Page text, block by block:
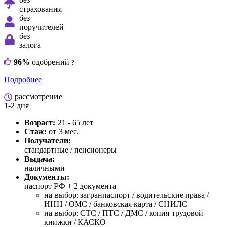
страхования
без
поручителей
без
залога
96% одобрений ?
Подробнее
рассмотрение
1-2 дня
Возраст: 21 - 65 лет
Стаж: от 3 мес.
Получатели:
стандартные / пенсионеры
Выдача:
наличными
Документы:
паспорт РФ + 2 документа
на выбор: загранпаспорт / водительские права /
ИНН / ОМС / банковская карта / СНИЛС
на выбор: СТС / ПТС / ДМС / копия трудовой
книжки / КАСКО